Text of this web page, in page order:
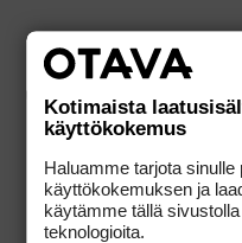
Kotimaista
käyttökokemus
Haluamme tarjota sinulle
käyttökokemuksen ja
käytämme tällä
teknologioita.